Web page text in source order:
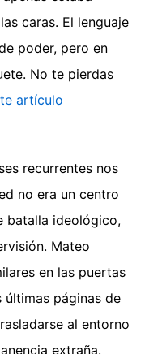
caras. El lenguaje
poder, pero en
No te pierdas
artículo
recurrentes nos
no era un centro
batalla ideológico,
Mateo
en las puertas
páginas de
al entorno
extraña.